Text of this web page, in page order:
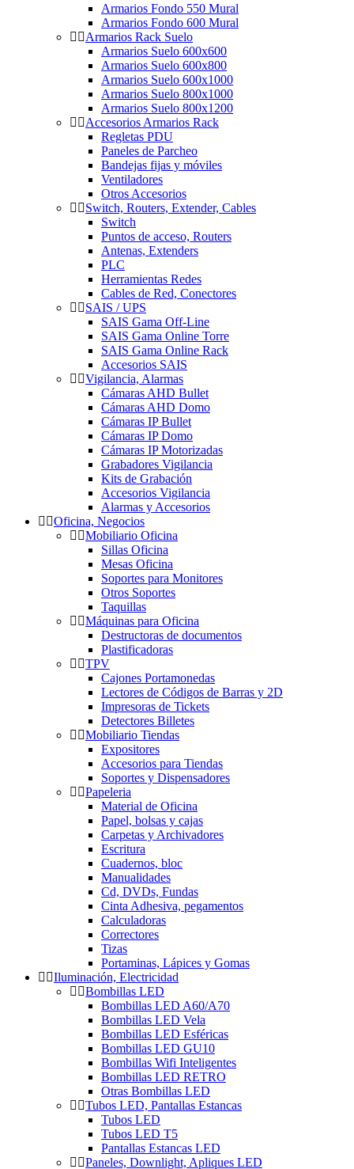
Armarios Fondo 550 Mural
Armarios Fondo 600 Mural
Armarios Rack Suelo
Armarios Suelo 600x600
Armarios Suelo 600x800
Armarios Suelo 600x1000
Armarios Suelo 800x1000
Armarios Suelo 800x1200
Accesorios Armarios Rack
Regletas PDU
Paneles de Parcheo
Bandejas fijas y móviles
Ventiladores
Otros Accesorios
Switch, Routers, Extender, Cables
Switch
Puntos de acceso, Routers
Antenas, Extenders
PLC
Herramientas Redes
Cables de Red, Conectores
SAIS / UPS
SAIS Gama Off-Line
SAIS Gama Online Torre
SAIS Gama Online Rack
Accesorios SAIS
Vigilancia, Alarmas
Cámaras AHD Bullet
Cámaras AHD Domo
Cámaras IP Bullet
Cámaras IP Domo
Cámaras IP Motorizadas
Grabadores Vigilancia
Kits de Grabación
Accesorios Vigilancia
Alarmas y Accesorios
Oficina, Negocios
Mobiliario Oficina
Sillas Oficina
Mesas Oficina
Soportes para Monitores
Otros Soportes
Taquillas
Máquinas para Oficina
Destructoras de documentos
Plastificadoras
TPV
Cajones Portamonedas
Lectores de Códigos de Barras y 2D
Impresoras de Tickets
Detectores Billetes
Mobiliario Tiendas
Expositores
Accesorios para Tiendas
Soportes y Dispensadores
Papeleria
Material de Oficina
Papel, bolsas y cajas
Carpetas y Archivadores
Escritura
Cuadernos, bloc
Manualidades
Cd, DVDs, Fundas
Cinta Adhesiva, pegamentos
Calculadoras
Correctores
Tizas
Portaminas, Lápices y Gomas
Iluminación, Electricidad
Bombillas LED
Bombillas LED A60/A70
Bombillas LED Vela
Bombillas LED Esféricas
Bombillas LED GU10
Bombillas Wifi Inteligentes
Bombillas LED RETRO
Otras Bombillas LED
Tubos LED, Pantallas Estancas
Tubos LED
Tubos LED T5
Pantallas Estancas LED
Paneles, Downlight, Apliques LED